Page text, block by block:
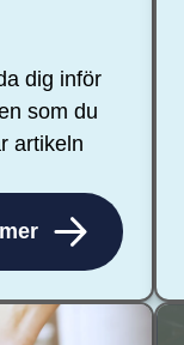
dig inför
som du
artikeln